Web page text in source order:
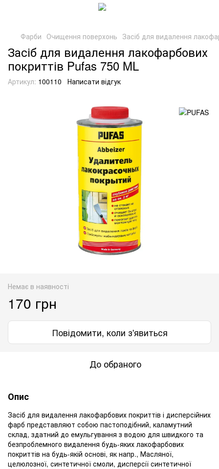
Фарби Очищення поверхонь Засіб для видалення
Засіб для видалення лакофарбових
покриттів Pufas 750 ML
Артикул: 100110 Написати відгук
Немає в наявності
170 грн
Повідомити, коли з'явиться
До обраного
Опис
Засіб для видалення лакофарбових покриттів і дисперсійних
фарб предcтавляют собою пастоподібний, каламутний
склад, здатний до емульгування з водою для швидкого та
безпроблемного видалення будь-яких лакофарбових
покриттів на будь-якій основі, як напр., Масляної,
целюлозної, синтетичної смоли, дисперсії синтетичної